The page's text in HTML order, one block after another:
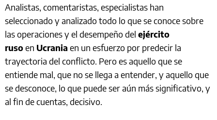
Analistas, comentaristas, especialistas han
seleccionado y analizado todo lo que se conoce sobre
las operaciones y el desempeño del ejército
rusoen Ucrania en un esfuerzo por predecir la
trayectoria del conflicto. Pero es aquello que se
entiende mal, que no se llega a entender, y aquello que
se desconoce, lo que puede ser aún más significativo, y
al fin de cuentas, decisivo.